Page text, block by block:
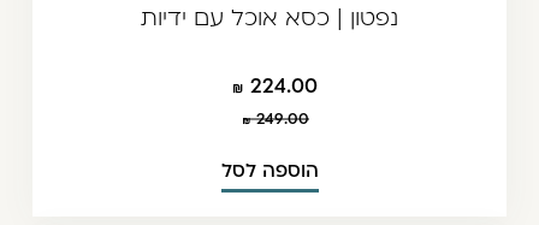
נפטון | כסא אוכל עם ידיות
224.00
249.00
הוספה לסל